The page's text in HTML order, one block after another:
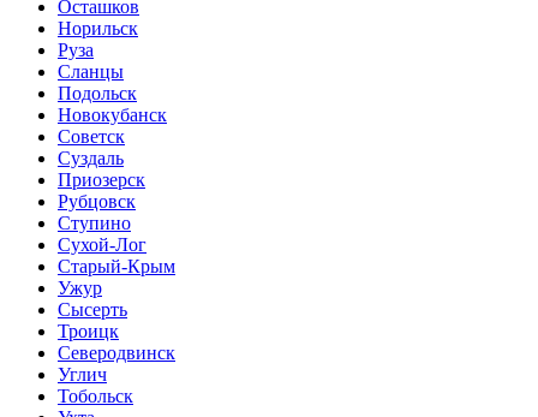
Осташков
Норильск
Руза
Сланцы
Подольск
Новокубанск
Советск
Суздаль
Приозерск
Рубцовск
Ступино
Сухой-Лог
Старый-Крым
Ужур
Сысерть
Троицк
Северодвинск
Углич
Тобольск